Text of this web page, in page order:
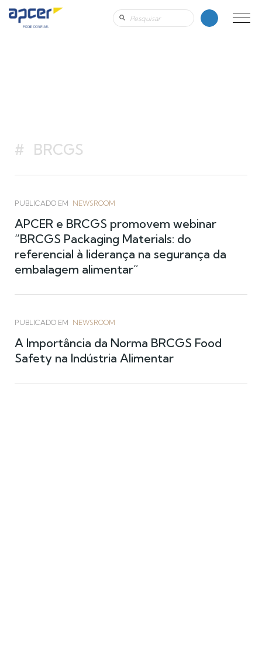
BRCGS
PUBLICADO EM NEWSROOM
APCER e BRCGS promovem webinar
“BRCGS Packaging Materials: do
referencial à liderança na segurança da
embalagem alimentar”
PUBLICADO EM NEWSROOM
A Importância da Norma BRCGS Food
Safety na Indústria Alimentar